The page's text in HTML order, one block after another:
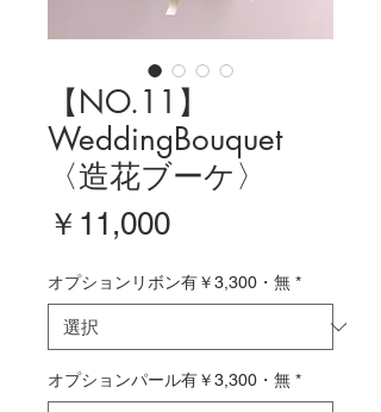
【NO.11】
WeddingBouquet
〈造花ブーケ〉
￥11,000価
オプションリボン有￥3,300・無 *
オプションパール有￥3,300・無 *